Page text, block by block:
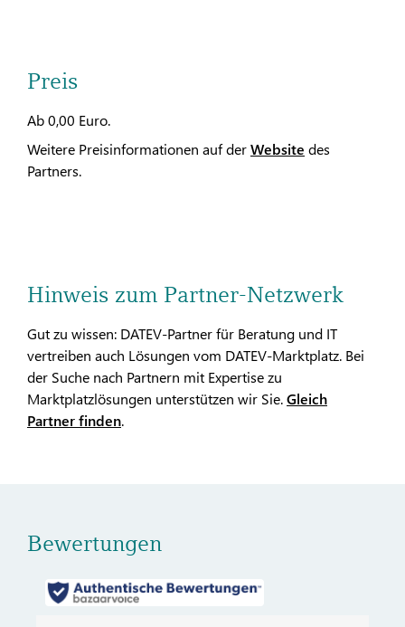
Preis
Ab 0,00 Euro.
Weitere Preisinformationen auf derWebsite des
Partners.
Hinweis zum Partner-Netzwerk
Gut zu wissen: DATEV-Partner für Beratung und IT
vertreiben auch Lösungen vom DATEV-Marktplatz. Bei
der Suche nach Partnern mit Expertise zu
Marktplatzlösungen unterstützen wir Sie.Gleich
Partner finden.
Bewertungen